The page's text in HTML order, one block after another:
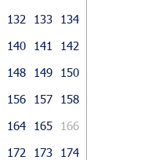
132 133
134
140 141
142
148 149
150
156 157
158
164 165
166
172 173
174